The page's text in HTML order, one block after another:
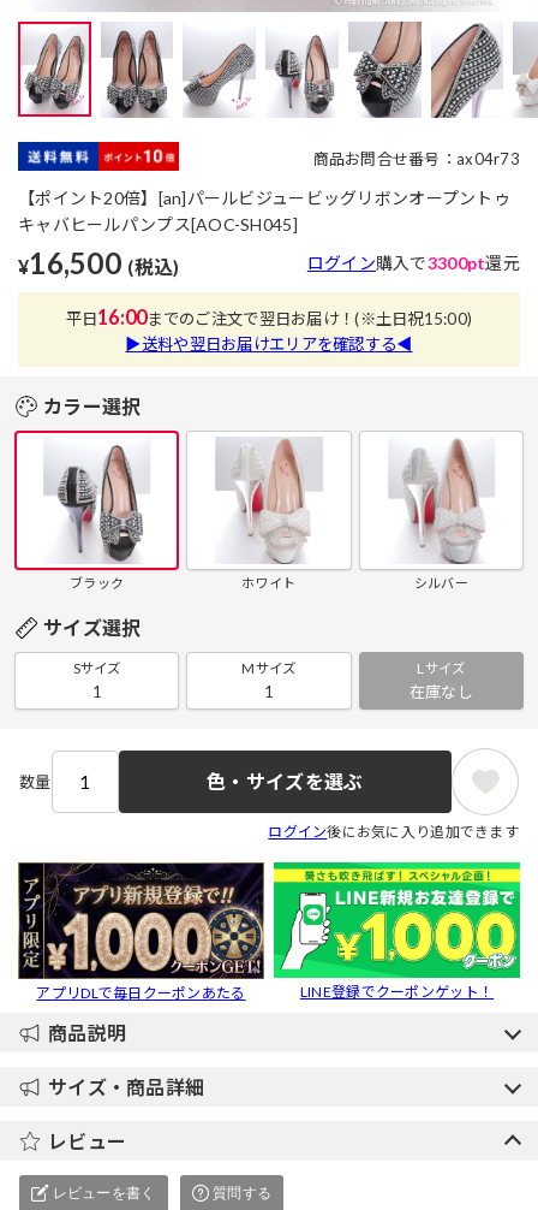
商品お問合せ番号：ax04r73
【ポイント20倍】[an]パールビジュービッグリボンオープントゥ
キャバヒールパンプス[AOC-SH045]
¥16,500 (税込) ログイン購入で3300pt還元
平日16:00までのご注文で翌日お届け！(※土日祝15:00)
▶送料や翌日お届けエリアを確認する◀
カラー選択
ブラック ホワイト シルバー
サイズ選択
Sサイズ
1
Mサイズ
1
Lサイズ
在庫なし
数量 色・サイズを選ぶ
ログイン後にお気に入り追加できます
アプリDLで毎日クーポンあたる LINE登録でクーポンゲット！
商品説明
サイズ・商品詳細
レビュー
レビューを書く 質問する